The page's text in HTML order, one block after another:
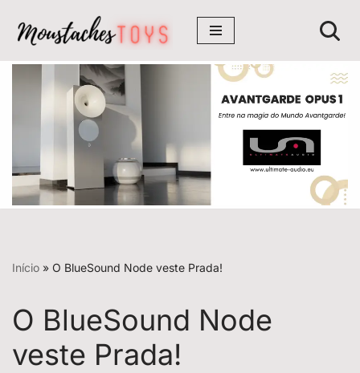
Avançar
para
conteúdo
Início » O BlueSound Node veste Prada!
O BlueSound Node
veste Prada!